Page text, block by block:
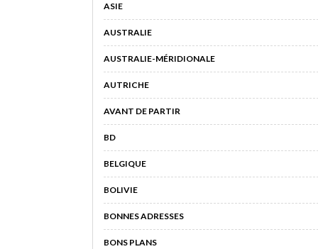
ASIE
AUSTRALIE
AUSTRALIE-MÉRIDIONALE
AUTRICHE
AVANT DE PARTIR
BD
BELGIQUE
BOLIVIE
BONNES ADRESSES
BONS PLANS